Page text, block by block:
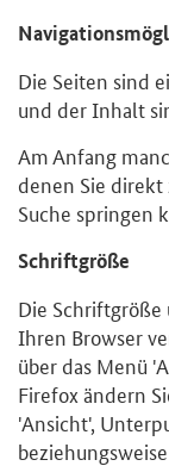
Die Seiten sind
und der Inhalt
Am Anfang
denen Sie
Suche springen
Schriftgröße
Die Schriftgröße
Ihren Browser
über das Menü
Firefox ändern
'Ansicht',